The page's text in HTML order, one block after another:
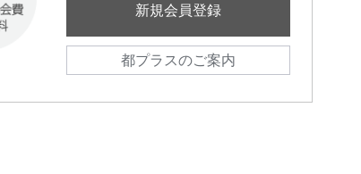
新規会員登録
都プラスのご案内